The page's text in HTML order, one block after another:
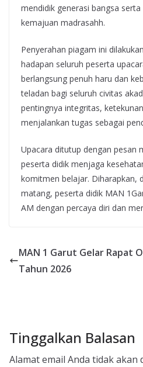
mendidik generasi bangsa
kemajuan madrasahh.
Penyerahan piagam ini
hadapan seluruh peserta
berlangsung penuh haru dan
teladan bagi seluruh civitas
pentingnya integritas,
menjalankan tugas sebagai
Upacara ditutup dengan pesan
peserta didik menjaga
komitmen belajar. Diharapkan,
matang, peserta didik MAN
AM dengan percaya diri dan
MAN 1 Garut Gelar Rapat
Tahun 2026
Tinggalkan Balasan
Alamat email Anda tidak akan